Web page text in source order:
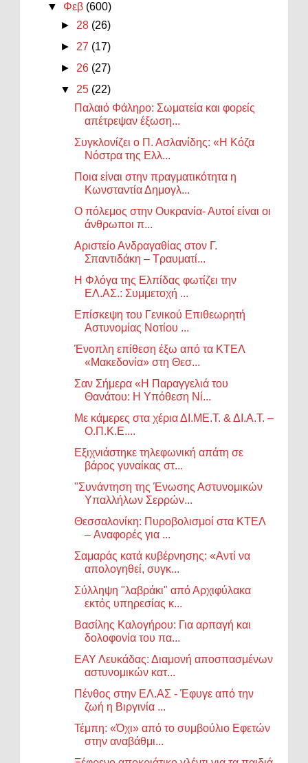
▼ Φεβ (600)
► 28 (26)
► 27 (17)
► 26 (27)
▼ 25 (22)
Παλαιό Φάληρο: Σωματεία και φορείς
απέτρεψαν έξωση...
Συγκλονίζει ο Π. Ασλανίδης: «Η Κόζα
Νόστρα της Ελλ...
Ποια είναι στην πραγματικότητα η
Κωνσταντία Δημογλ...
Ο πόλεμος στην Ουκρανία- Αυτοί είναι οι
άνθρωποι π...
Αριστείο Ανδραγαθίας στον Γ.
Σπαντιδάκη – Τραυματί...
Η Φλόγα της Ελπίδας φωτίζει την
ΕΛ.ΑΣ.: Συμμετοχή ...
Επίσκεψη του Γενικού Επιθεωρητή
Αστυνομίας Νοτίου ...
Ένοπλη επίθεση έξω από τα ΚΤΕΛ
«Μακεδονία» στη Θεσ...
Σαν Σήμερα «Η Παραγγελιά του
Θανάτου: Η Υπόθεση Νί...
Με κάμερες στα χέρια ΔΙ.ΜΕ.Τ. & ΔΙ.Α.Τ. –
Ο.Π.Κ.Ε....
Εξιχνιάστηκε τηλεφωνική απάτη σε
βάρος γυναίκας στ...
"Συνάντηση της Ένωσης Αστυνομικών
Υπαλλήλων Σερρών...
Θεσσαλονίκη: Πυροβολισμοί στα ΚΤΕΛ
– Aναφορές για ...
Σαμαράς κατά κυβέρνησης: «Αντί να
απολογηθεί, συγκ...
Σύλληψη "λαβράκι" από Αρχιφύλακα
εκτός υπηρεσίας κ...
Βασίλης Καλογήρου: Για αρπαγή και
δολοφονία του πα...
ΕΑΥ Λευκάδας: Διαμονή αποσπασμένων
αστυνομικών κατ...
Πένθος στην ΕΛ.ΑΣ - Έφυγε από την
ζωή η Βιργινία ...
Τέμπη: «Όχι» από το συμβούλιο Εφετών
στην αναβάθμι...